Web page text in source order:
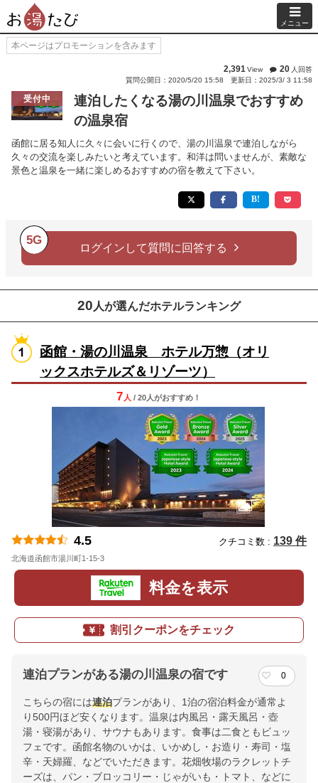
メニュー
本ページはプロモーションを含みます
2,391View 20 人回答
質問公開日：2020/5/20 15:58
更新日：2025/3/ 3 11:58
受付中
連泊したくなる湯の川温泉でおすすめ
の温泉宿
函館に居る知人に久々に会いに行くので、湯の川温泉で連泊しながら
久々の交流を楽しみたいと考えています。和洋は問いませんが、素敵な
景色と温泉を一緒に楽しめるおすすめの宿を教えて下さい。
5G
ログインして質問に回答する
20 人が選んだホテルランキング
函館・湯の川温泉 ホテル万惣（オリ
ックスホテルズ＆リゾーツ）
7 人 / 20人がおすすめ！
4.5 クチコミ数 : 139 件
北海道函館市湯川町1-15-3
料金を表示
割引クーポンをチェック
連泊プランがある湯の川温泉の宿です 0
こちらの宿には連泊プランがあり、1泊の宿泊料金が通常よ
り500円ほど安くなります。温泉は内風呂・露天風呂・壺
湯・寝湯があり、サウナもあります。食事は二食ともビュッ
フェです。函館名物のいかは、いかめし・お造り・寿司・塩
辛・天婦羅、などでいただきます。花畑牧場のラクレットチ
ーズは、パン・ブロッコリー・じゃがいも・トマト、などに